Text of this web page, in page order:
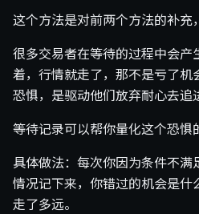
这个方法是对前两个方法的补充
很多交易者在等待的过程中会产
着，行情就走了，那不是亏了机
恐惧，是驱动他们放弃耐心去追
等待记录可以帮你量化这个恐惧
具体做法：每次你因为条件不满
情况记下来，你错过的机会是什
走了多远。